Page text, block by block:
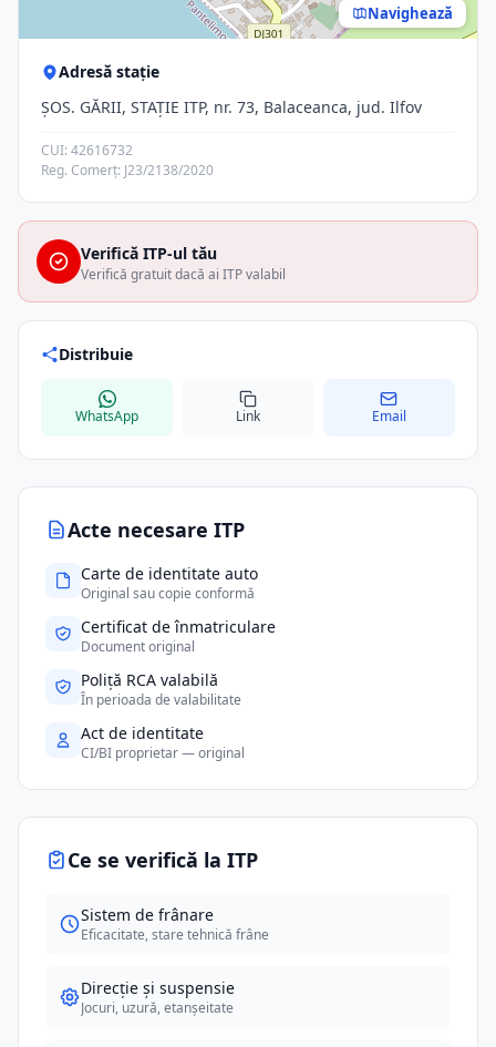
Acte necesare ITP
Carte de identitate auto
Original sau copie conformă
Certificat de înmatriculare
Document original
Poliță RCA valabilă
În perioada de valabilitate
Act de identitate
CI/BI proprietar — original
Ce se verifică la ITP
Sistem de frânare
Eficacitate, stare tehnică frâne
Direcție și suspensie
Jocuri, uzură, etanșeitate
Navighează
Adresă stație
ŞOS. GĂRII, STAŢIE ITP, nr. 73, Balaceanca, jud. Ilfov
CUI: 42616732
Reg. Comerț: J23/2138/2020
Verifică ITP-ul tău
Verifică gratuit dacă ai ITP valabil
Distribuie
WhatsApp Link Email